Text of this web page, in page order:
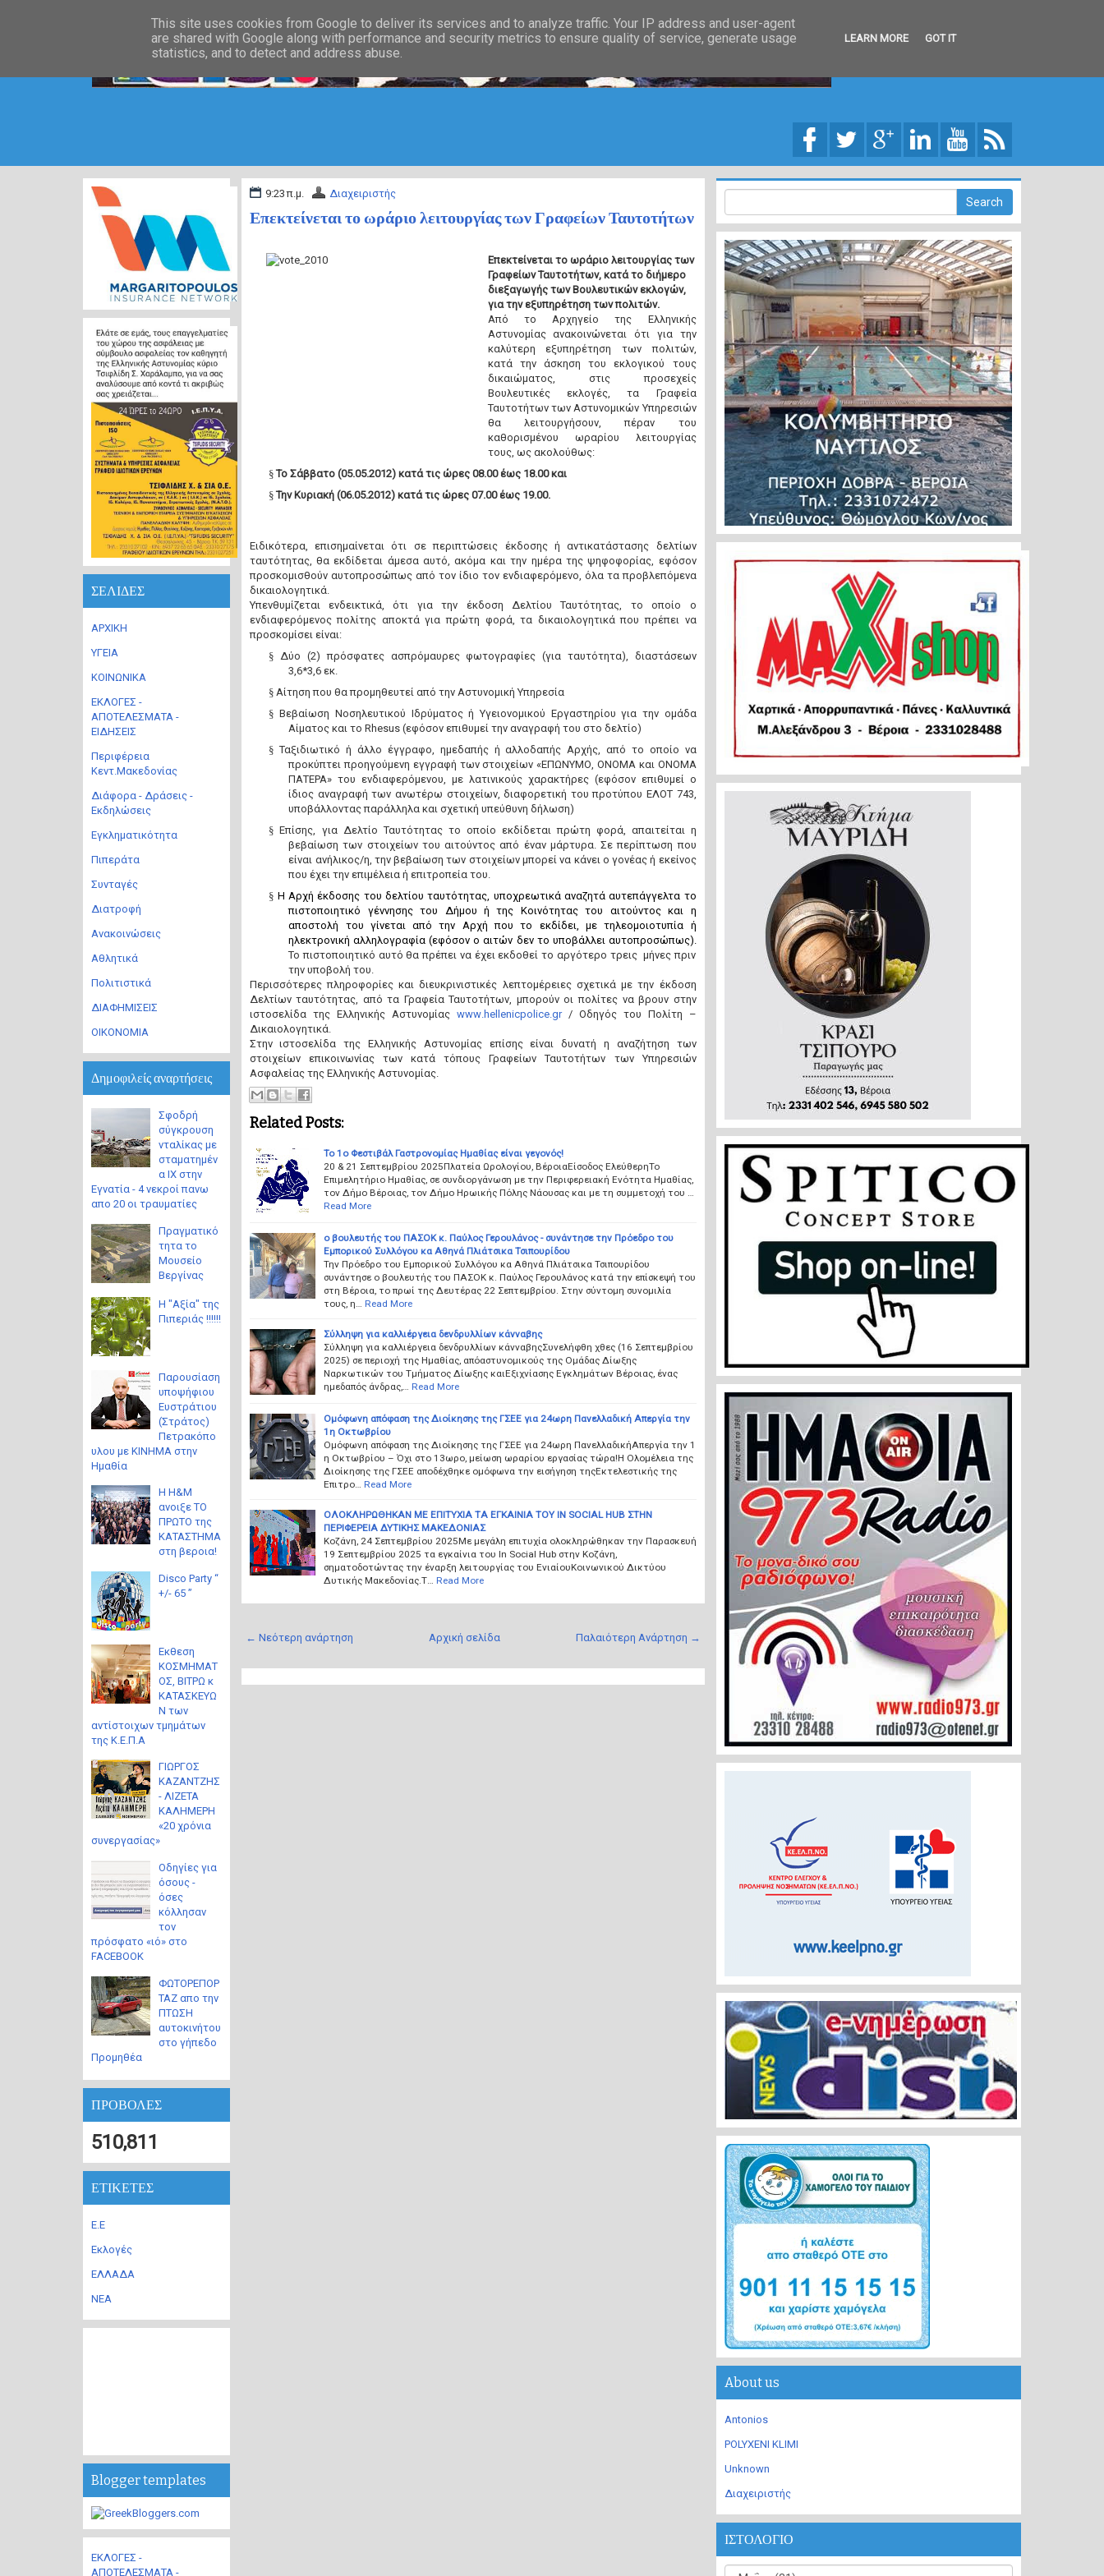
9:23 π.μ. Διαχειριστής
Επεκτείνεται το ωράριο λειτουργίας των Γραφείων Ταυτοτήτων
Επεκτείνεται το ωράριο λειτουργίας των
Γραφείων Ταυτοτήτων, κατά το διήμερο
διεξαγωγής των Βουλευτικών εκλογών,
για την εξυπηρέτηση των πολιτών.
Από το Αρχηγείο της Ελληνικής
Αστυνομίας ανακοινώνεται ότι για την
καλύτερη εξυπηρέτηση των πολιτών,
κατά την άσκηση του εκλογικού τους
δικαιώματος, στις προσεχείς
Βουλευτικές εκλογές, τα Γραφεία
Ταυτοτήτων των Αστυνομικών Υπηρεσιών
θα λειτουργήσουν, πέραν του
καθορισμένου ωραρίου λειτουργίας
τους, ως ακολούθως:
§ Το Σάββατο (05.05.2012) κατά τις ώρες 08.00 έως 18.00 και
§ Την Κυριακή (06.05.2012) κατά τις ώρες 07.00 έως 19.00.
Ειδικότερα, επισημαίνεται ότι σε περιπτώσεις έκδοσης ή αντικατάστασης δελτίων
ταυτότητας, θα εκδίδεται άμεσα αυτό, ακόμα και την ημέρα της ψηφοφορίας, εφόσον
προσκομισθούν αυτοπροσώπως από τον ίδιο τον ενδιαφερόμενο, όλα τα προβλεπόμενα
δικαιολογητικά.
Υπενθυμίζεται ενδεικτικά, ότι για την έκδοση Δελτίου Ταυτότητας, το οποίο ο
ενδιαφερόμενος πολίτης αποκτά για πρώτη φορά, τα δικαιολογητικά που πρέπει να
προσκομίσει είναι:
§ Δύο (2) πρόσφατες ασπρόμαυρες φωτογραφίες (για ταυτότητα), διαστάσεων
3,6*3,6 εκ.
§ Αίτηση που θα προμηθευτεί από την Αστυνομική Υπηρεσία
§ Βεβαίωση Νοσηλευτικού Ιδρύματος ή Υγειονομικού Εργαστηρίου για την ομάδα
Αίματος και το Rhesus (εφόσον επιθυμεί την αναγραφή του στο δελτίο)
§ Ταξιδιωτικό ή άλλο έγγραφο, ημεδαπής ή αλλοδαπής Αρχής, από το οποίο να
προκύπτει προηγούμενη εγγραφή των στοιχείων «ΕΠΩΝΥΜΟ, ΟΝΟΜΑ και ΟΝΟΜΑ
ΠΑΤΕΡΑ» του ενδιαφερόμενου, με λατινικούς χαρακτήρες (εφόσον επιθυμεί ο
ίδιος αναγραφή των ανωτέρω στοιχείων, διαφορετική του προτύπου ΕΛΟΤ 743,
υποβάλλοντας παράλληλα και σχετική υπεύθυνη δήλωση)
§ Επίσης, για Δελτίο Ταυτότητας το οποίο εκδίδεται πρώτη φορά, απαιτείται η
βεβαίωση των στοιχείων του αιτούντος από έναν μάρτυρα. Σε περίπτωση που
είναι ανήλικος/η, την βεβαίωση των στοιχείων μπορεί να κάνει ο γονέας ή εκείνος
που έχει την επιμέλεια ή επιτροπεία του.
§ H Αρχή έκδοσης του δελτίου ταυτότητας, υποχρεωτικά αναζητά αυτεπάγγελτα το
πιστοποιητικό γέννησης του Δήμου ή της Κοινότητας του αιτούντος και η
αποστολή του γίνεται από την Αρχή που το εκδίδει, με τηλεομοιοτυπία ή
ηλεκτρονική αλληλογραφία (εφόσον ο αιτών δεν το υποβάλλει αυτοπροσώπως).
Το πιστοποιητικό αυτό θα πρέπει να έχει εκδοθεί το αργότερο τρεις μήνες πριν
την υποβολή του.
Περισσότερες πληροφορίες και διευκρινιστικές λεπτομέρειες σχετικά με την έκδοση
Δελτίων ταυτότητας, από τα Γραφεία Ταυτοτήτων, μπορούν οι πολίτες να βρουν στην
ιστοσελίδα της Ελληνικής Αστυνομίας www.hellenicpolice.gr/ Οδηγός του Πολίτη –
Δικαιολογητικά.
Στην ιστοσελίδα της Ελληνικής Αστυνομίας επίσης είναι δυνατή η αναζήτηση των
στοιχείων επικοινωνίας των κατά τόπους Γραφείων Ταυτοτήτων των Υπηρεσιών
Ασφαλείας της Ελληνικής Αστυνομίας.
Related Posts:
To 1o Φεστιβάλ Γαστρονομίας Ημαθίας είναι γεγονός!
‍20 & 21 Σεπτεμβρίου 2025Πλατεία Ωρολογίου, ΒέροιαΕίσοδος ΕλεύθερηΤο
Επιμελητήριο Ημαθίας, σε συνδιοργάνωση με την Περιφερειακή Ενότητα Ημαθίας,
τον Δήμο Βέροιας, τον Δήμο Ηρωικής Πόλης Νάουσας και με τη συμμετοχή του …
Read More
ο βουλευτής του ΠΑΣΟΚ κ. Παύλος Γερουλάνος - συνάντησε την Πρόεδρο του
Εμπορικού Συλλόγου κα Αθηνά Πλιάτσικα Τσιπουρίδου
Την Πρόεδρο του Εμπορικού Συλλόγου κα Αθηνά Πλιάτσικα Τσιπουρίδου
συνάντησε ο βουλευτής του ΠΑΣΟΚ κ. Παύλος Γερουλάνος κατά την επίσκεψή του
στη Βέροια, το πρωί της Δευτέρας 22 Σεπτεμβρίου. Στην σύντομη συνομιλία
τους, η…
Read More
Σύλληψη για καλλιέργεια δενδρυλλίων κάνναβης
Σύλληψη για καλλιέργεια δενδρυλλίων κάνναβηςΣυνελήφθη χθες (16 Σεπτεμβρίου
2025) σε περιοχή της Ημαθίας, απόαστυνομικούς της Ομάδας Δίωξης
Ναρκωτικών του Τμήματος Δίωξης καιΕξιχνίασης Εγκλημάτων Βέροιας, ένας
ημεδαπός άνδρας,…
Read More
Ομόφωνη απόφαση της Διοίκησης της ΓΣΕΕ για 24ωρη Πανελλαδική Απεργία την
1η Οκτωβρίου
Ομόφωνη απόφαση της Διοίκησης της ΓΣΕΕ για 24ωρη ΠανελλαδικήΑπεργία την 1
η Οκτωβρίου – Όχι στο 13ωρο, μείωση ωραρίου εργασίας τώρα!Η Ολομέλεια της
Διοίκησης της ΓΣΕΕ αποδέχθηκε ομόφωνα την εισήγηση τηςΕκτελεστικής της
Επιτρο…
Read More
ΟΛΟΚΛΗΡΩΘΗΚΑΝ ΜΕ ΕΠΙΤΥΧΙΑ ΤΑ ΕΓΚΑΙΝΙΑ ΤΟΥ IN SOCIAL HUB ΣΤΗΝ
ΠΕΡΙΦΕΡΕΙΑ ΔΥΤΙΚΗΣ ΜΑΚΕΔΟΝΙΑΣ
Κοζάνη, 24 Σεπτεμβρίου 2025Με μεγάλη επιτυχία ολοκληρώθηκαν την Παρασκευή
19 Σεπτεμβρίου 2025 τα εγκαίνια του In Social Hub στην Κοζάνη,
σηματοδοτώντας την έναρξη λειτουργίας του ΕνιαίουΚοινωνικού Δικτύου
Δυτικής Μακεδονίας.Τ…
Read More
← Νεότερη ανάρτηση Παλαιότερη Ανάρτηση →
Αρχική σελίδα
ΣΕΛΙΔΕΣ
ΑΡΧΙΚΗ
ΥΓΕΙΑ
ΚΟΙΝΩΝΙΚΑ
ΕΚΛΟΓΕΣ -
ΑΠΟΤΕΛΕΣΜΑΤΑ -
ΕΙΔΗΣΕΙΣ
Περιφέρεια
Κεντ.Μακεδονίας
Διάφορα - Δράσεις -
Εκδηλώσεις
Εγκληματικότητα
Πιπεράτα
Συνταγές
Διατροφή
Ανακοινώσεις
Αθλητικά
Πολιτιστικά
ΔΙΑΦΗΜΙΣΕΙΣ
ΟΙΚΟΝΟΜΙΑ
Δημοφιλείς αναρτήσεις
Σφοδρή
σύγκρουση
νταλίκας με
σταματημέν
α ΙΧ στην
Εγνατία - 4 νεκροί πανω
απο 20 οι τραυματίες
Πραγματικό
τητα το
Μουσείο
Βεργίνας
Η "Αξία" της
Πιπεριάς !!!!!!
Παρουσίαση
υποψήφιου
Ευστράτιου
(Στράτος)
Πετρακόπο
υλου με ΚΙΝΗΜΑ στην
Ημαθία
Η H&M
ανοιξε ΤΟ
ΠΡΩΤΟ της
ΚΑΤΑΣΤΗΜΑ
στη βεροια!
Disco Party “
+/- 65 ”
Eκθεση
ΚΟΣΜΗΜΑΤ
ΟΣ, ΒΙΤΡΩ κ
ΚΑΤΑΣΚΕΥΩ
Ν των
αντίστοιχων τμημάτων
της Κ.Ε.Π.Α
ΓΙΩΡΓΟΣ
ΚΑΖΑΝΤΖΗΣ
- ΛΙΖΕΤΑ
ΚΑΛΗΜΕΡΗ
«20 χρόνια
συνεργασίας»
Οδηγίες για
όσους -
όσες
κόλλησαν
τον
πρόσφατο «ιό» στο
FACEBOOK
ΦΩΤΟΡΕΠΟΡ
ΤΑΖ απο την
ΠΤΩΣΗ
αυτοκινήτου
στο γήπεδο
Προμηθέα
ΠΡΟΒΟΛΕΣ
510,811
ΕΤΙΚΕΤΕΣ
Ε.Ε
Εκλογές
ΕΛΛΑΔΑ
ΝΕΑ
Blogger templates
ΕΚΛΟΓΕΣ -
ΑΠΟΤΕΛΕΣΜΑΤΑ -
About us
Antonios
POLYXENI KLIMI
Unknown
Διαχειριστής
ΙΣΤΟΛΟΓΙΟ
This site uses cookies from Google to deliver its services and to analyze traffic. Your IP address and user-agent
are shared with Google along with performance and security metrics to ensure quality of service, generate usage
statistics, and to detect and address abuse.
LEARN MORE GOT IT